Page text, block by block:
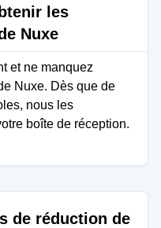
les
Nuxe
et ne manquez
Nuxe. Dès que de
nous les
boîte de réception.
de réduction de